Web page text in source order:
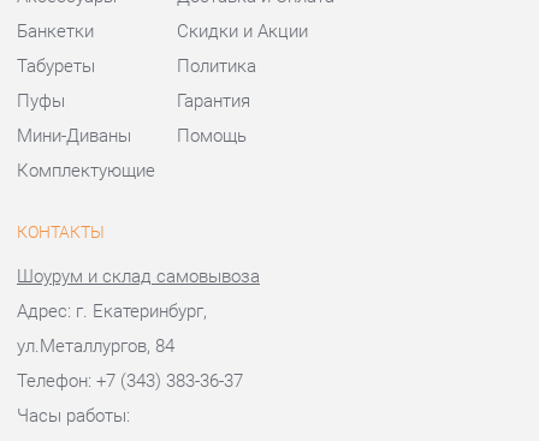
Часы работы:
Отправить сообщение